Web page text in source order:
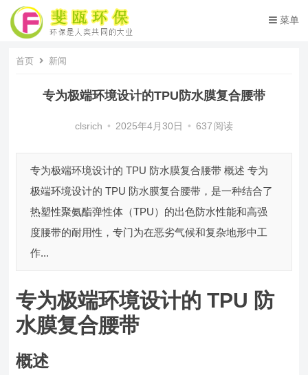
菜单
首页 新闻
专为极端环境设计的TPU防水膜复合腰带
clsrich • 2025年4月30日 • 637 阅读
专为极端环境设计的 TPU 防水膜复合腰带 概述 专为
极端环境设计的 TPU 防水膜复合腰带，是一种结合了
热塑性聚氨酯弹性体（TPU）的出色防水性能和高强
度腰带的耐用性，专门为在恶劣气候和复杂地形中工
作...
专为极端环境设计的 TPU 防
水膜复合腰带
概述